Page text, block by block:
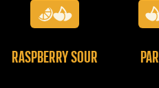
RASPBERRY SOUR